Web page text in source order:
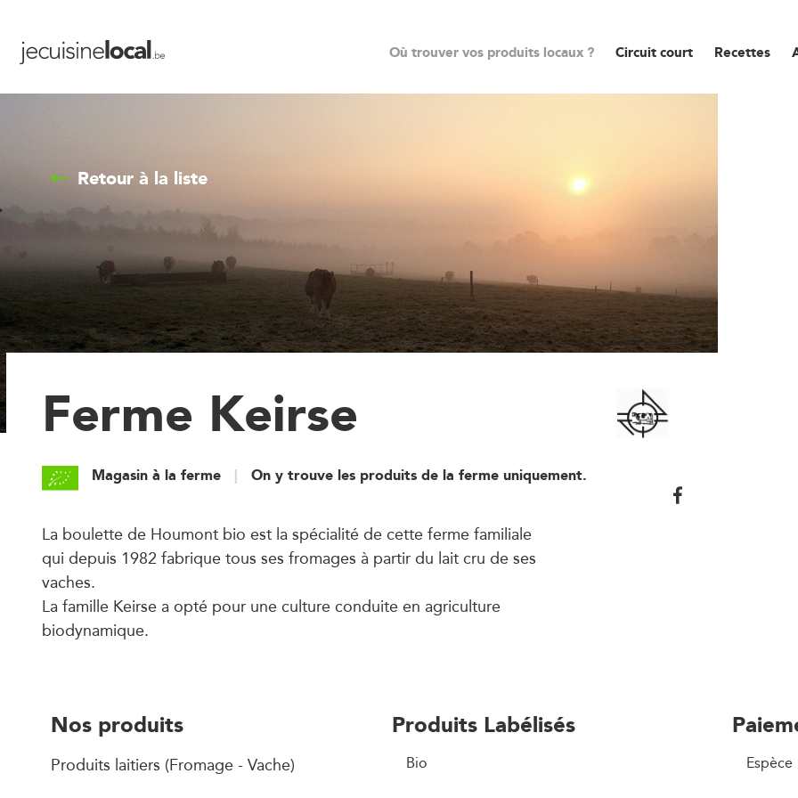
Où trouver vos produits locaux ? Circuit court Recettes
Retour à la liste
Ferme Keirse
Magasin à la ferme On y trouve les produits de la ferme uniquement.
La boulette de Houmont bio est la spécialité de cette ferme familiale
qui depuis 1982 fabrique tous ses fromages à partir du lait cru de ses
vaches.
La famille Keirse a opté pour une culture conduite en agriculture
biodynamique.
Nos produits
Produits laitiers (Fromage - Vache)
Produits Labélisés
Bio Espèce